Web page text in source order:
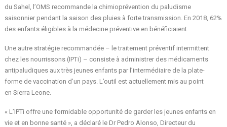
du Sahel, l’OMS recommande la chimioprévention du paludisme
saisonnier pendant la saison des pluies à forte transmission. En 2018, 62%
des enfants éligibles à la médecine préventive en bénéficiaient.
Une autre stratégie recommandée – le traitement préventif intermittent
chez les nourrissons (IPTi) – consiste à administrer des médicaments
antipaludiques aux très jeunes enfants par l’intermédiaire de la plate-
forme de vaccination d’un pays. L’outil est actuellement mis au point
en Sierra Leone.
« L’IPTi offre une formidable opportunité de garder les jeunes enfants en
vie et en bonne santé », a déclaré le Dr Pedro Alonso, Directeur du